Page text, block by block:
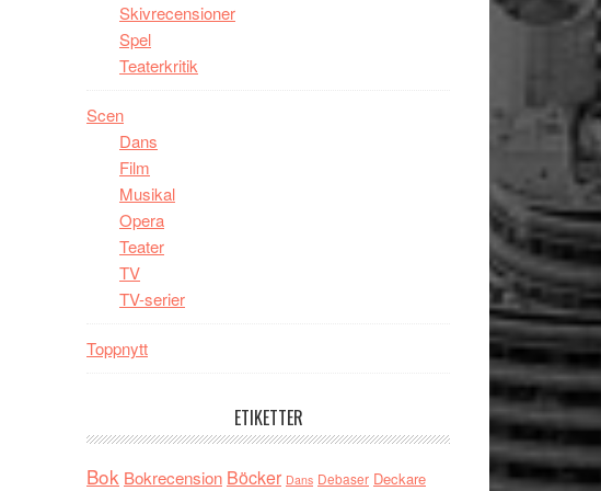
Skivrecensioner
Spel
Teaterkritik
Scen
Dans
Film
Musikal
Opera
Teater
TV
TV-serier
Toppnytt
ETIKETTER
Bok Bokrecension Böcker Dans Debaser Deckare